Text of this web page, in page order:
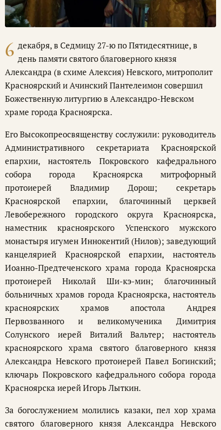
6 декабря, в Седмицу 27-ю по Пятидесятнице, в
день памяти святого благоверного князя
Александра (в схиме Алексия) Невского, митрополит
Красноярский и Ачинский Пантелеимон совершил
Божественную литургию в Александро-Невском
храме города Красноярска.
Его Высокопреосвященству сослужили: руководитель
Административного секретариата Красноярской
епархии, настоятель Покровского кафедрального
собора города Красноярска митрофорный
протоиерей Владимир Дорош; секретарь
Красноярской епархии, благочинный церквей
Левобережного городского округа Красноярска,
наместник красноярского Успенского мужского
монастыря игумен Иннокентий (Нилов); заведующий
канцелярией Красноярской епархии, настоятель
Иоанно-Предтеченского храма города Красноярска
протоиерей Николай Ши-кэ-мин; благочинный
больничных храмов города Красноярска, настоятель
красноярских храмов апостола Андрея
Первозванного и великомученика Димитрия
Солунского иерей Виталий Вальтер; настоятель
красноярского храма святого благоверного князя
Александра Невского протоиерей Павел Богинский;
ключарь Покровского кафедрального собора города
Красноярска иерей Игорь Лыткин.
За богослужением молились казаки, пел хор храма
святого благоверного князя Александра Невского